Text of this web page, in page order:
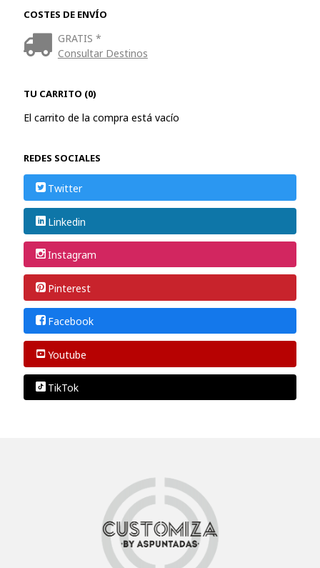
COSTES DE ENVÍO
GRATIS *
Consultar Destinos
TU CARRITO (0)
El carrito de la compra está vacío
REDES SOCIALES
Twitter
Linkedin
Instagram
Pinterest
Facebook
Youtube
TikTok